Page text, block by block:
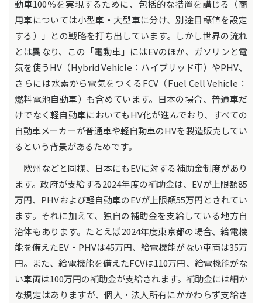
動車100％を実現するために、包括的な措置を講じる（商
用車については小型車・大型車に分け、別途目標値を設定
する）」との戦略を打ち出しています。しかし世界の流れ
とは異なり、この「電動車」にはEVのほか、ガソリンと電
気を使うHV（Hybrid Vehicle：ハイブリッド車）やPHV、
さらには水素から電気をつくるFCV（Fuel Cell Vehicle：
燃料電池自動車）も含めています。日本の場合、普通車だ
けでなく軽自動車においてもHV化が進んでおり、すべての
自動車メーカーが普通車や軽自動車のHVを製造販売してい
るという背景があるためです。
欧州などと同様、日本にもEVに対する補助金制度があり
ます。政府が支給する2024年度の補助金は、EVが上限額85
万円、PHVおよび軽自動車のEVが上限額55万円とされてい
ます。それに加えて、独自の補助金を支給している地方自
治体もあります。たとえば2024年度東京都の場合、給電機
能を備えたEV・PHVは45万円、給電機能がない車両は35万
円。また、給電機能を備えたFCVは110万円、給電機能がな
い車両は100万円の補助金が支給されます。補助金には細か
な規定はありますが、個人・法人所有にかかわらず支給さ